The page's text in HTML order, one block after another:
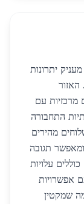
יתרונות
מרכזיות עם
התחבורה
מהירים
ומאפשר תגובה
עלויות
אפשרויות
שמקטין